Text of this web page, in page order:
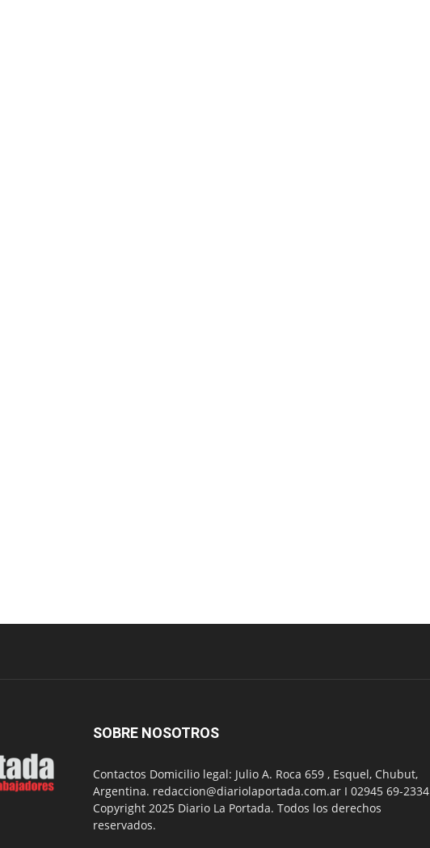
SOBRE NOSOTROS
Contactos Domicilio legal: Julio A. Roca 659 , Esquel, Chubut,
Argentina. redaccion@diariolaportada.com.ar I 02945 69-2334
Copyright 2025 Diario La Portada. Todos los derechos
reservados.